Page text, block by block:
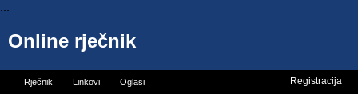
...
Online rječnik
Rječnik Linkovi Oglasi Registracija